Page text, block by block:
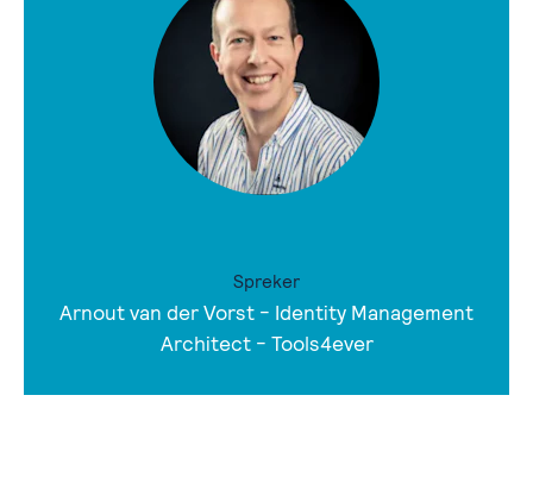
Spreker
Arnout van der Vorst - Identity Management
Architect - Tools4ever